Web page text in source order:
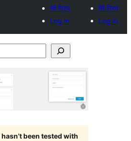
मेरे प्रिय
Log in
मेरे प्रिय
Log in
hasn’t been tested with